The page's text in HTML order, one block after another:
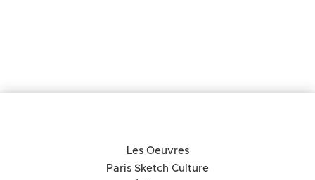
Les Oeuvres
Paris Sketch Culture